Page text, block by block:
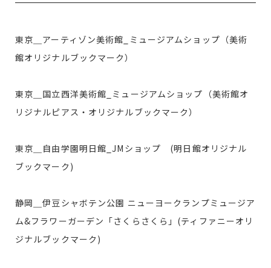
東京＿アーティゾン美術館_ミュージアムショップ（美術
館オリジナルブックマーク）
東京＿国立西洋美術館_ミュージアムショップ（美術館オ
リジナルピアス・オリジナルブックマーク）
東京＿自由学園明日館_JMショップ (明日館オリジナル
ブックマーク)
静岡＿伊豆シャボテン公園 ニューヨークランプミュージア
ム&フラワーガーデン「さくらさくら」(ティファニーオリ
ジナルブックマーク)